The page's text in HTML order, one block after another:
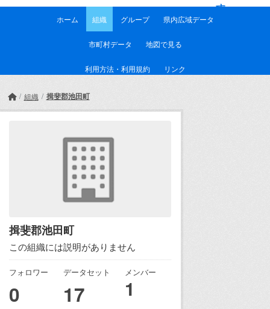
す
ホーム 組織 グループ 県内広域データ
市町村データ 地図で見る
利用方法・利用規約 リンク
組織 揖斐郡池田町
揖斐郡池田町
この組織には説明がありません
フォロワー
0
データセット
17
メンバー
1